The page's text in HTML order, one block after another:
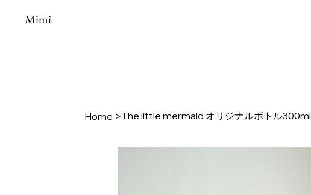
Mimi
Home >The little mermaid オリジナルボトル300ml